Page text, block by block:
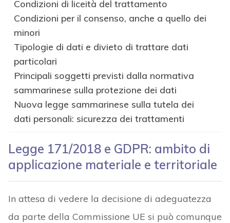
Condizioni di liceità del trattamento
Condizioni per il consenso, anche a quello dei
minori
Tipologie di dati e divieto di trattare dati
particolari
Principali soggetti previsti dalla normativa
sammarinese sulla protezione dei dati
Nuova legge sammarinese sulla tutela dei
dati personali: sicurezza dei trattamenti
Legge 171/2018 e GDPR: ambito di
applicazione materiale e territoriale
In attesa di vedere la decisione di adeguatezza
da parte della Commissione UE si può comunque